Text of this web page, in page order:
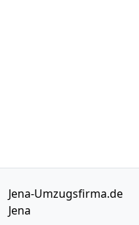
Jena-Umzugsfirma.de
Jena